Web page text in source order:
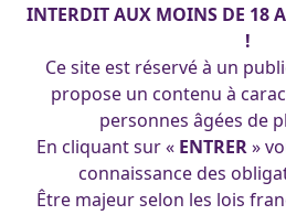
INTERDIT AUX MOINS DE 18
!
Ce site est réservé à un
propose un contenu à
personnes âgées de
En cliquant sur « ENTRER»
connaissance des
Être majeur selon les lois